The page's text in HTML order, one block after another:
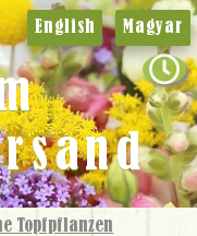
Topf­pflanzen
English Magyar